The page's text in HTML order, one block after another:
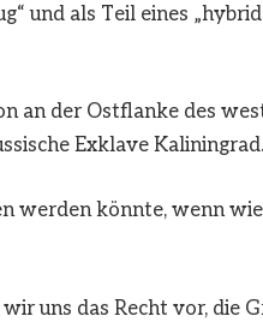
und als Teil eines
an der Ostflanke des
Exklave Kaliningrad.
werden könnte, wenn
uns das Recht vor, die